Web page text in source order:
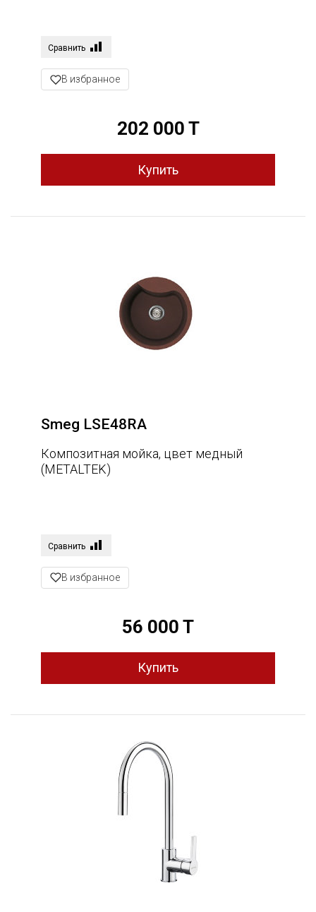
Сравнить
В избранное
202 000 T
Smeg LSE48RA
Композитная мойка, цвет медный
(METALTEK)
Сравнить
В избранное
56 000 T